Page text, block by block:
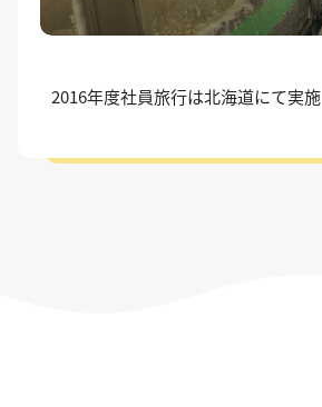
2016年度社員旅行は北海道にて実施